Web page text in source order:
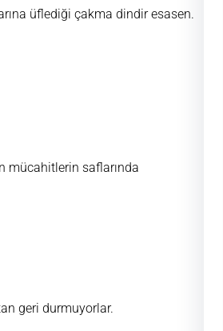
üflediği çakma dindir esasen.
mücahitlerin saflarında
geri durmuyorlar.